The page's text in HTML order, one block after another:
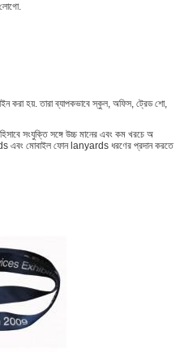
লোগো.
করা হয়. তারা ব্যাপকভাবে স্কুল, অফিস, ট্রেড শো,
সংযুক্তি সঙ্গে উচ্চ মানের এবং কম খরচে অ
মোবাইল ফোন lanyards ধরণের প্রদান করতে